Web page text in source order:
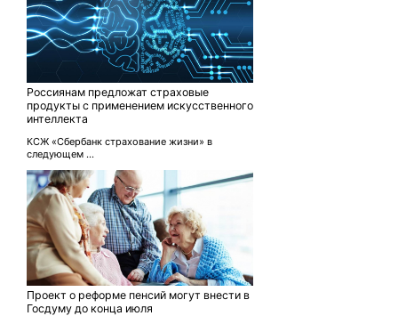
Россиянам предложат страховые
продукты с применением искусственного
интеллекта
КСЖ «Сбербанк страхование жизни» в
следующем ...
Проект о реформе пенсий могут внести в
Госдуму до конца июля